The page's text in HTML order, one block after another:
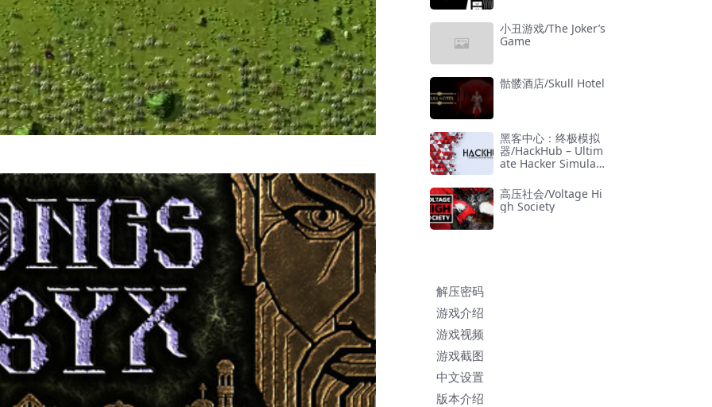
Video
小丑游戏/The Joker’s
Game
骷髅酒店/Skull Hotel
黑客中心：终极模拟
器/HackHub – Ultim
ate Hacker Simulat
高压社会/Voltage Hi
gh Society
解压密码
游戏介绍
游戏视频
游戏截图
中文设置
版本介绍